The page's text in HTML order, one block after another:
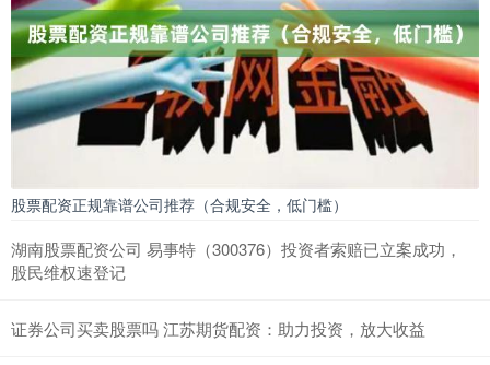
股票配资正规靠谱公司推荐（合规安全，低门槛）
湖南股票配资公司 易事特（300376）投资者索赔已立案成功，
股民维权速登记
证券公司买卖股票吗 江苏期货配资：助力投资，放大收益